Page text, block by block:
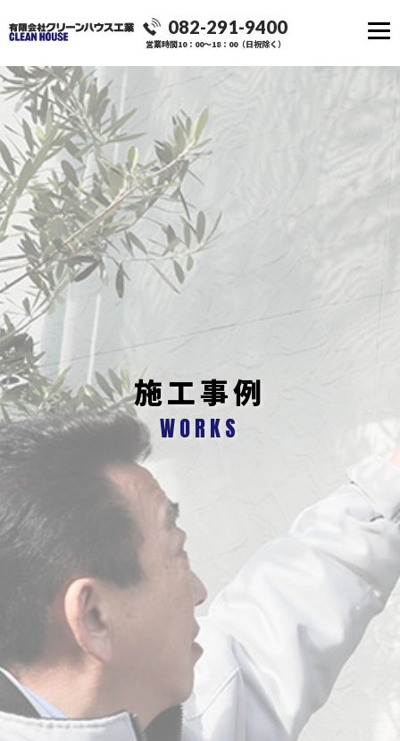
082-291-9400
営業時間10：00～18：00（日祝除く）
施工事例
WORKS